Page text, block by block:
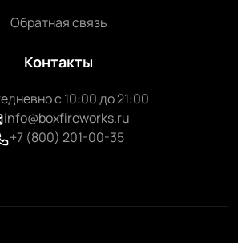
Обратная связь
Контакты
с 10:00 до 21:00
info@boxfireworks.ru
+7 (800) 201-00-35